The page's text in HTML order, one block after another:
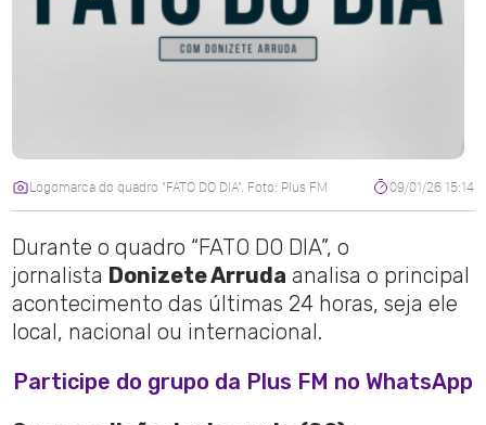
Logomarca do quadro "FATO DO DIA". Foto: Plus FM 09/01/26 15:14
Durante o quadro “FATO DO DIA”, o
jornalista Donizete Arruda analisa o principal
acontecimento das últimas 24 horas, seja ele
local, nacional ou internacional.
Participe do grupo da Plus FM no WhatsApp